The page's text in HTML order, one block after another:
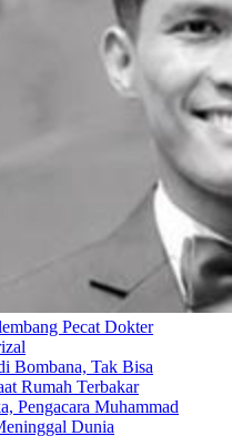
Pecat Dokter
Bombana, Tak Bisa
Rumah Terbakar
Pengacara Muhammad
Dunia